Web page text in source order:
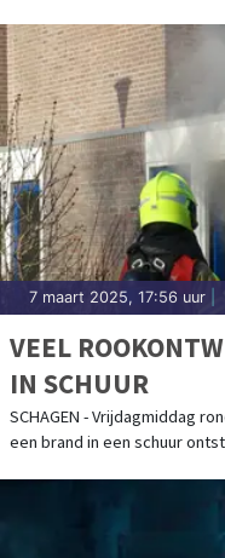
7 maart 2025, 17:56 uur
VEEL
IN SCHUUR
SCHAGEN - Vrijdagmiddag
een brand in een schuur